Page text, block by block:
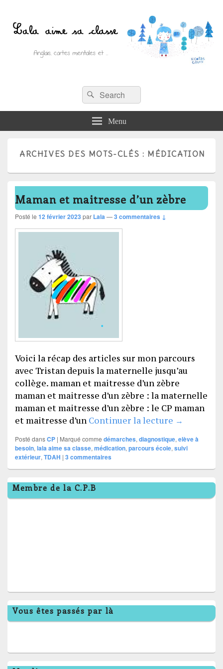
Lala aime sa classe
Anglais, cartes mentales et ….Recherche :
Rechercher
Menu
ARCHIVES DES MOTS-CLÉS : MÉDICATION
Maman et maitresse d’un zèbre
Posté le 12 février 2023 par Lala—3 commentaires ↓
Voici la récap des articles sur mon parcours
avec Tristan depuis la maternelle jusqu’au
collège. maman et maitresse d’un zèbre
maman et maitresse d’un zèbre : la maternelle
maman et maitresse d’un zèbre : le CP maman
et maitresse d’un Continuer la lecture Maman et
→
Posté dansCP | Marqué comme démarches, diagnostique, elève à
besoin, lala aime sa classe, médication, parcours école, suivi
extérieur, TDAH | 3 commentaires
Zone
principale
de
Membre de la C.P.B
Vous êtes passés par là